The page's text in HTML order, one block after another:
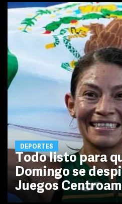
DEPORTES
Todo listo para
Domingo se
Juegos